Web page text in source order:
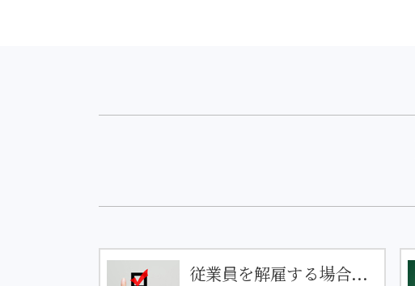
従業員を解雇する場合...